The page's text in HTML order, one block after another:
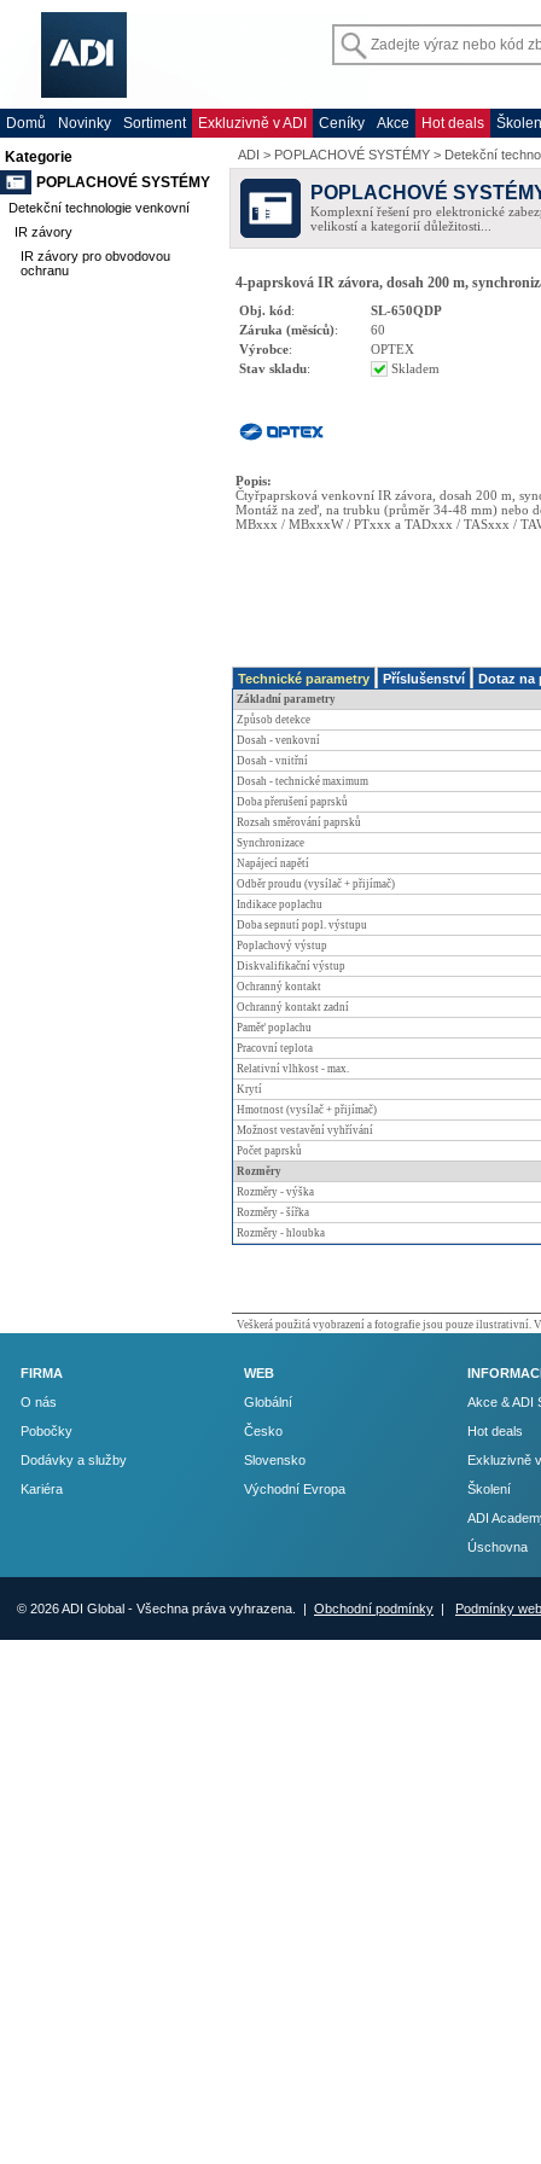
Domů Novinky Sortiment Exkluzivně v ADI Ceníky Akce Hot deals
Kategorie
POPLACHOVÉ SYSTÉMY
Detekční technologie venkovní
IR závory
IR závory pro obvodovou
ochranu
ADI > POPLACHOVÉ SYSTÉMY > Detekční
POPLACHOVÉ
Komplexní řešení pro elektronické
velikostí a kategorií důležitosti...
4-paprsková IR závora, dosah 200 m,
Obj. kód:
SL-650QDP
Záruka (měsíců):
60
Výrobce:
OPTEX
Stav skladu: Skladem
Popis:
Čtyřpaprsková venkovní IR závora, dosah 200 m,
Montáž na zeď, na trubku (průměr 34-48 mm) nebo
MBxxx / MBxxxW / PTxxx a TADxxx / TASxxx /
Technické parametry Příslušenství Dotaz na
Základní parametry
Způsob detekce
Dosah - venkovní
Dosah - vnitřní
Dosah - technické maximum
Doba přerušení paprsků
Rozsah směrování paprsků
Synchronizace
Napájecí napětí
Odběr proudu (vysílač + přijímač)
Indikace poplachu
Doba sepnutí popl. výstupu
Poplachový výstup
Diskvalifikační výstup
Ochranný kontakt
Ochranný kontakt zadní
Paměť poplachu
Pracovní teplota
Relativní vlhkost - max.
Krytí
Hmotnost (vysílač + přijímač)
Možnost vestavění vyhřívání
Počet paprsků
Rozměry
Rozměry - výška
Rozměry - šířka
Rozměry - hloubka
Veškerá použitá vyobrazení a fotografie jsou pouze ilustrativní.
FIRMA
O nás
Pobočky
Dodávky a služby
Kariéra
WEB
Globální
Česko
Slovensko
Východní Evropa
Akce & ADI
Hot deals
Exkluzivně
Školení
ADI
Úschovna
© 2026 ADI Global - Všechna práva vyhrazena. | Obchodní podmínky | Podmínky